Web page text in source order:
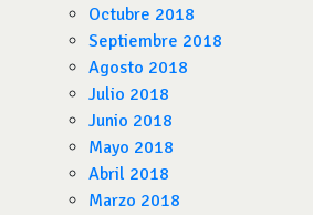
Octubre 2018
Septiembre 2018
Agosto 2018
Julio 2018
Junio 2018
Mayo 2018
Abril 2018
Marzo 2018